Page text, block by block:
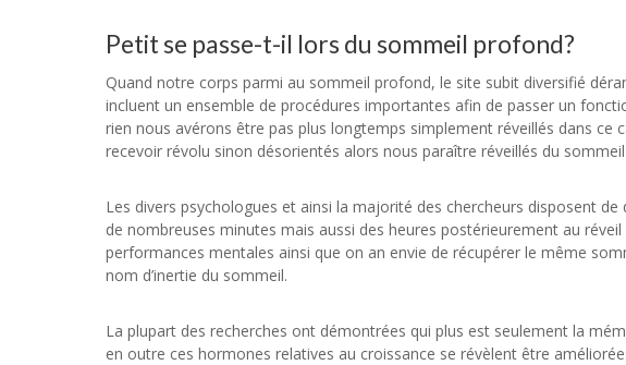
Petit se passe-t-il lors du sommeil profond?
Quand notre corps parmi au sommeil profond, le site subit diversifié
incluent un ensemble de procédures importantes afin de passer un
rien nous avérons être pas plus longtemps simplement réveillés dans ce
recevoir révolu sinon désorientés alors nous paraître réveillés du
Les divers psychologues et ainsi la majorité des chercheurs disposent
de nombreuses minutes mais aussi des heures postérieurement au
performances mentales ainsi que on an envie de récupérer le même
nom d’inertie du sommeil.
La plupart des recherches ont démontrées qui plus est seulement la
en outre ces hormones relatives au croissance se révèlent être